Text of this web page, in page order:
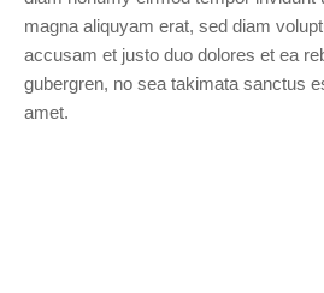
magna aliquyam erat, sed diam
accusam et justo duo dolores et ea
gubergren, no sea takimata sanctus
amet.